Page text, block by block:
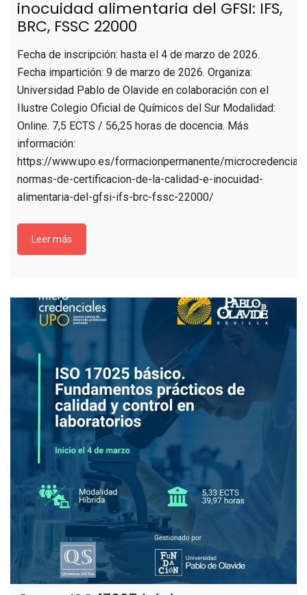
inocuidad alimentaria del GFSI: IFS,
BRC, FSSC 22000
Fecha de inscripción: hasta el 4 de marzo de 2026.
Fecha impartición: 9 de marzo de 2026. Organiza:
Universidad Pablo de Olavide en colaboración con el
Ilustre Colegio Oficial de Químicos del Sur Modalidad:
Online. 7,5 ECTS / 56,25 horas de docencia. Más
información:
https://www.upo.es/formacionpermanente/
normas-de-certificacion-de-la-calidad-e-inocuidad-
alimentaria-del-gfsi-ifs-brc-fssc-22000/
Leer más